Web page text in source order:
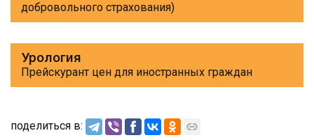
добровольного страхования)
Урология
Прейскурант цен для иностранных граждан
поделиться в: